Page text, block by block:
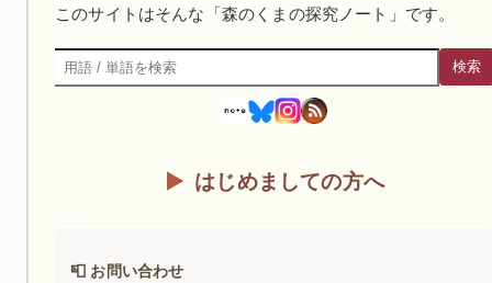
このサイトはそんな「森のくまの探究ノート」です。
検索
検索
はじめましての方へ
📮 お問い合わせ